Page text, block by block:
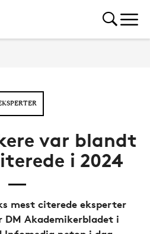
var blandt
i 2024
mest citerede eksperter
DM Akademikerbladet i